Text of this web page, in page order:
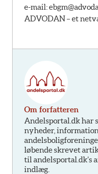
e-mail:
ADVODAN – et
Om forfatteren
Andelsportal.dk har
nyheder,
løbende skrevet
til andelsportal.dk’s
indlæg.